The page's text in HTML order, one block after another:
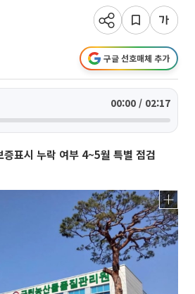
구글 선호매체 추가
00:00 / 02:17
증표시 누락 여부 4~5월 특별 점검